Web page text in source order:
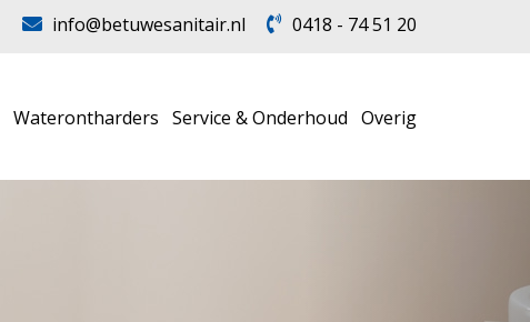
info@betuwesanitair.nl 0418 - 74 51 20
Waterontharders Service & Onderhoud Overig